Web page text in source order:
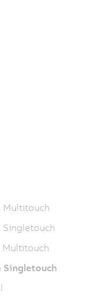
Multitouch
Singletouch
Multitouch
Singletouch